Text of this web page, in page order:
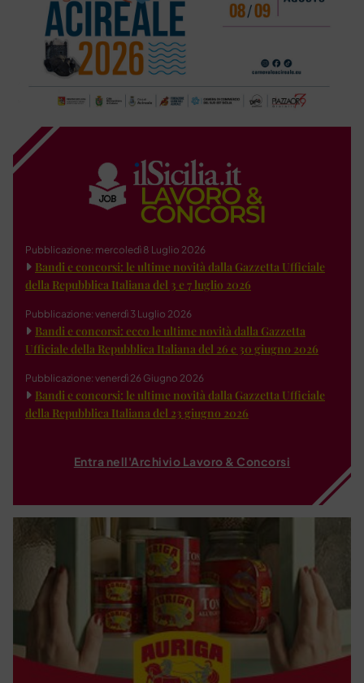
Pubblicazione: mercoledì 8 Luglio 2026
Bandi e concorsi: le ultime novità dalla Gazzetta Ufficiale
della Repubblica Italiana del 3 e 7 luglio 2026
Pubblicazione: venerdì 3 Luglio 2026
Bandi e concorsi: ecco le ultime novità dalla Gazzetta
Ufficiale della Repubblica Italiana del 26 e 30 giugno 2026
Pubblicazione: venerdì 26 Giugno 2026
Bandi e concorsi: le ultime novità dalla Gazzetta Ufficiale
della Repubblica Italiana del 23 giugno 2026
Entra nell'Archivio Lavoro & Concorsi